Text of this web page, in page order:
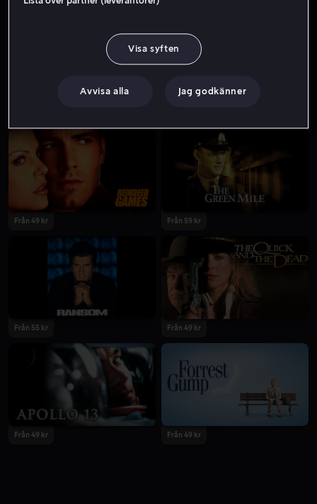
Från 49 kr Från 59 kr
Från 55 kr Från 49 kr
Från 49 kr Från 49 kr
Visa syften
Avvisa alla Jag godkänner